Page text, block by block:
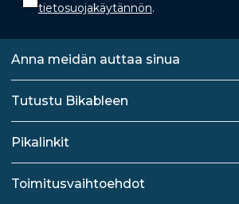
tietosuojakäytännön.
Anna meidän auttaa sinua
Tutustu Bikableen
Pikalinkit
Toimitusvaihtoehdot